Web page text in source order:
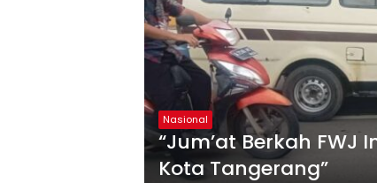
Nasional
“Jum’at Berkah FWJ
Kota Tangerang”